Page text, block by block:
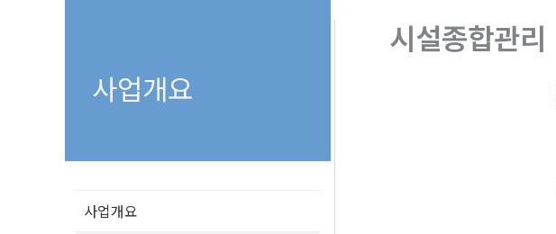
사업개요
사업개요
시설종합관리